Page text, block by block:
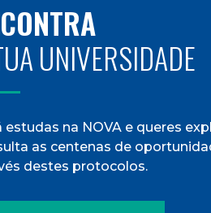
UNIVERSIDADE
estudas na NOVA e queres
as centenas de
destes protocolos.